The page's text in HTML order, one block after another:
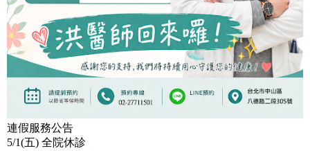
連假服務公告
5/1(五) 全院休診